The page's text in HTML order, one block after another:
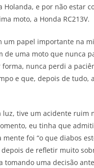
e por não estar
moto, a Honda RC213V.
um papel importante na
de uma moto que nunca
nunca perdi a
e que, depois de tudo,
luz, tive um acidente ruim
eu tinha que
foi “o que diabos
depois de refletir muito
uma decisão